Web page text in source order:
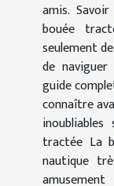
amis.
bouée
seulement
de
guide
connaître
tractée La
nautique